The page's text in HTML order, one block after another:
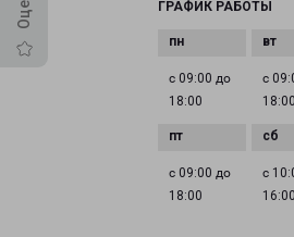
ГРАФИК РАБОТЫ
с 09:00 до
18:00
с
18:00
с 09:00 до
18:00
с
16:00